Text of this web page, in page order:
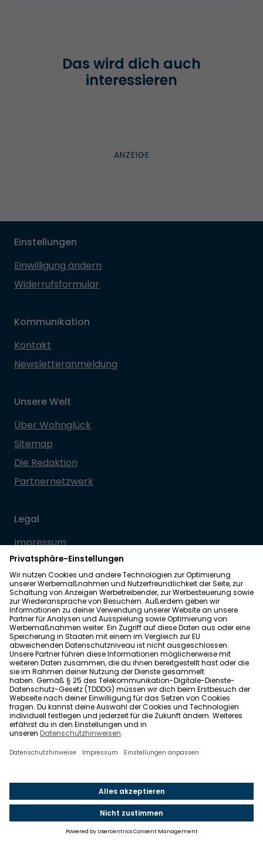
Das wird dich auch
interessieren
Einstellungen
Einwilligung ändern
Widerrufsformular
Kommunikation
Kontakt
Newsletteranmeldung
Unsere Welt
Über Wohnglück
Sitemap
Die Redaktion
Partnernetzwerk
Legal
Impressum
Datenschutz
Allgemeine Geschäftsbedingungen
Barrierefreiheit
Wohnglück folgen
Wohnglück.de ist ein Service der Impleco GmbH,
Berlin. © 2021-2026 Impleco GmbH. Alle Rechte
vorbehalten.